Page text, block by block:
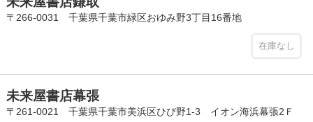
〒266-0031 千葉県千葉市緑区おゆみ野3丁目16番地
在庫なし
未来屋書店幕張
〒261-0021 千葉県千葉市美浜区ひび野1-3 イオン海浜幕張2Ｆ